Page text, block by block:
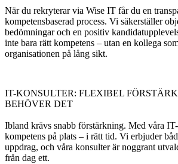
När du rekryterar via Wise IT får du en
kompetensbaserad process. Vi säkerställer
bedömningar och en positiv
inte bara rätt kompetens – utan en kollega
organisationen på lång sikt.
IT-KONSULTER: FLEXIBEL
BEHÖVER DET
Ibland krävs snabb förstärkning. Med våra
kompetens på plats – i rätt tid. Vi erbjuder
uppdrag, och våra konsulter är noggrant
från dag ett.